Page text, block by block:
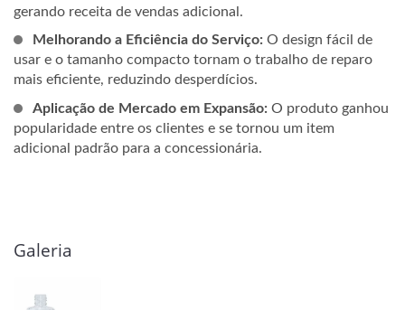
gerando receita de vendas adicional.
Melhorando a Eficiência do Serviço: O design fácil de
usar e o tamanho compacto tornam o trabalho de reparo
mais eficiente, reduzindo desperdícios.
Aplicação de Mercado em Expansão: O produto ganhou
popularidade entre os clientes e se tornou um item
adicional padrão para a concessionária.
Galeria